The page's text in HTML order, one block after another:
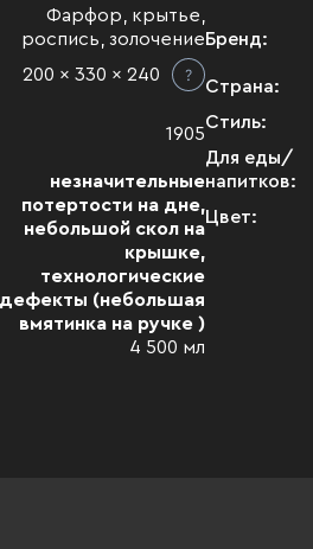
Фарфор, крытье,
роспись, золочение
200 x 330 x 240
1905
незначительные
потертости на дне,
небольшой скол на
крышке,
технологические
дефекты (небольшая
вмятинка на ручке )
4 500 мл
Бренд:
Страна:
Стиль:
Для еды/
напитков:
Цвет: